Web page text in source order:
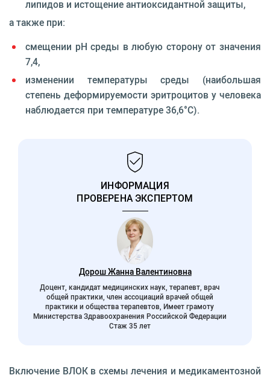
липидов и истощение антиоксидантной защиты,
а также при:
смещении рН среды в любую сторону от значения
7,4,
изменении температуры среды (наибольшая
степень деформируемости эритроцитов у человека
наблюдается при температуре 36,6°С).
ИНФОРМАЦИЯ
ПРОВЕРЕНА ЭКСПЕРТОМ
Дорош Жанна Валентиновна
Доцент, кандидат медицинских наук, терапевт, врач
общей практики, член ассоциаций врачей общей
практики и общества терапевтов, Имеет грамоту
Министерства Здравоохранения Российской Федерации
Стаж 35 лет
Включение ВЛОК в схемы лечения и медикаментозной